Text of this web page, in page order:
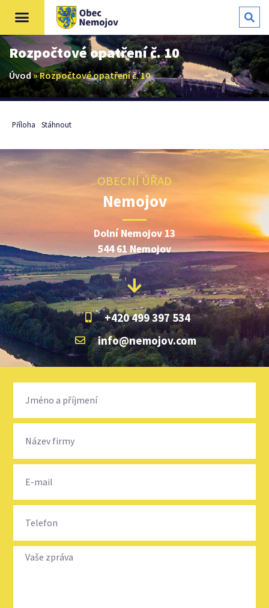
Rozpočtové opatření č. 10
Úvod»Rozpočtové opatření č. 10
Příloha Stáhnout
OBECNÍ ÚŘAD
Nemojov
Dolní Nemojov 13
544 61 Nemojov
+420 499 397 534
info@nemojov.com